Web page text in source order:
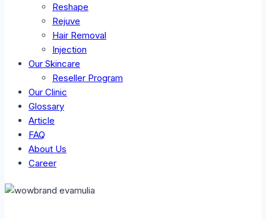
Reshape
Rejuve
Hair Removal
Injection
Our Skincare
Reseller Program
Our Clinic
Glossary
Article
FAQ
About Us
Career